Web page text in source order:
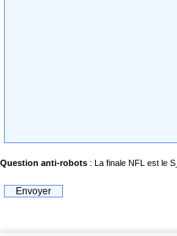
Question anti-robots : La finale NFL est le